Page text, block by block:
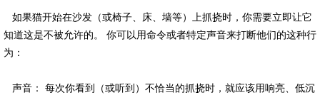
如果猫开始在沙发（或椅子、床、墙等）上抓挠时，你需要立即让它
知道这是不被允许的。 你可以用命令或者特定声音来打断他们的这种行
为：
声音： 每次你看到（或听到）不恰当的抓挠时，就应该用响亮、低沉